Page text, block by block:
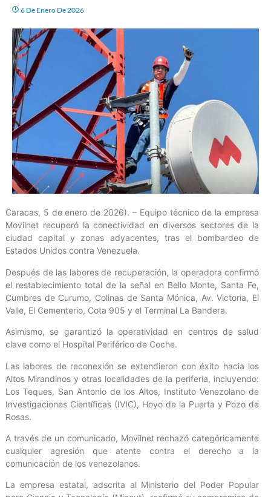
6 De Enero De 2026
Caracas, 5 de enero de 2026). – Equipo técnico de la empresa
Movilnet recuperó la conectividad en diversos sectores de la
ciudad capital y zonas adyacentes, tras el bombardeo de
Estados Unidos contra Venezuela.
Después de las labores de recuperación, la operadora confirmó
el restablecimiento total de la señal en Bello Monte, Santa Fe,
Cumbres de Curumo, Colinas de Santa Mónica, Av. Victoria, El
Valle, El Cementerio, Cota 905 y el Terminal La Bandera.
Asimismo, se garantizó la operatividad en centros de salud
clave como el Hospital Periférico de Coche.
Las labores de reconexión se extendieron con éxito hacia los
Altos Mirandinos y otras localidades de la periferia, incluyendo:
Los Teques, San Antonio de los Altos, Instituto Venezolano de
Investigaciones Científicas (IVIC), Hoyo de la Puerta y Pozo de
Rosas.
A través de un comunicado, Movilnet rechazó categóricamente
cualquier agresión que atente contra el derecho a la
comunicación de los venezolanos.
La empresa estatal, adscrita al Ministerio del Poder Popular